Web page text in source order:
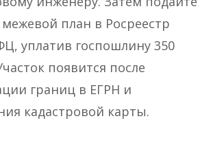
план в Росреестр
уплатив госпошлину 350
появится после
границ в ЕГРН и
кадастровой карты.